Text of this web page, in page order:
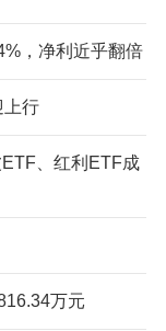
，净利近乎翻倍
上行
、红利ETF成
万元